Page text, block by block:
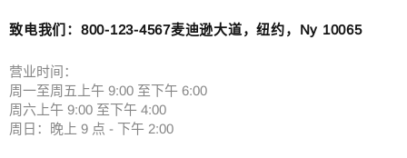
致电我们：800-123-4567麦迪逊大道，纽约，Ny 10065
营业时间：
周一至周五上午 9:00 至下午 6:00
周六上午 9:00 至下午 4:00
周日：晚上 9 点 - 下午 2:00